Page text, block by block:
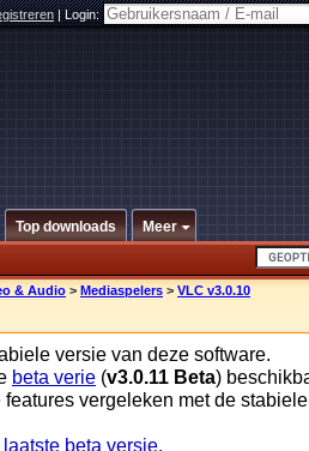
|Login:
Top downloads Meer
& Audio > Mediaspelers > VLC v3.0.10
versie van deze software.
beta verie (v3.0.11 Beta)
vergeleken met de
beta versie.